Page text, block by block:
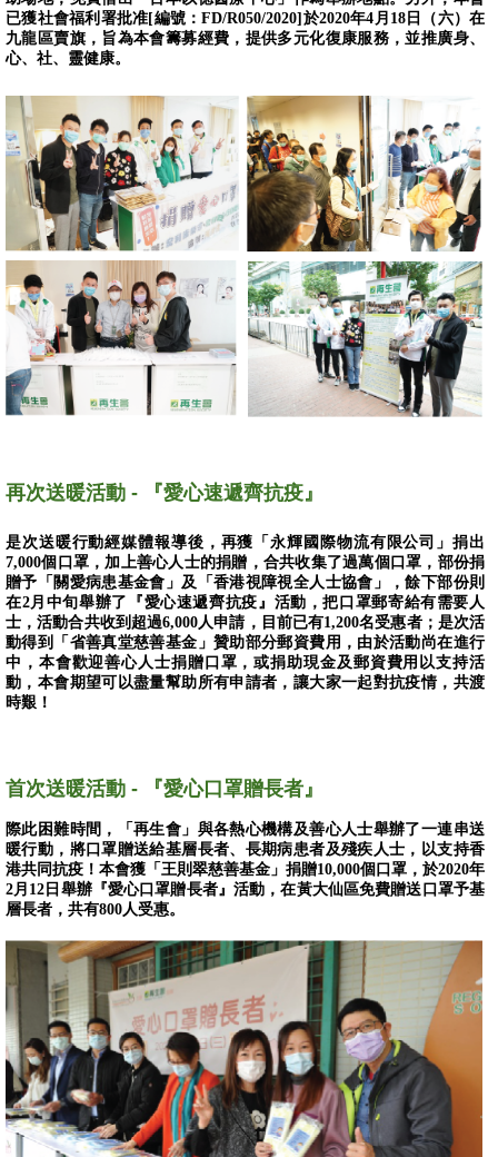
已獲社會福利署批准[編號：FD/R050/2020]於2020年4月18日（六）在
九龍區賣旗，旨為本會籌募經費，提供多元化復康服務，並推廣身、
心、社、靈健康。
再次送暖活動 - 『愛心速遞齊抗疫』
是次送暖行動經媒體報導後，再獲「永輝國際物流有限公司」捐出
7,000個口罩，加上善心人士的捐贈，合共收集了過萬個口罩，部份捐
贈予「關愛病患基金會」及「香港視障視全人士協會」，餘下部份則
在2月中旬舉辦了『愛心速遞齊抗疫』活動，把口罩郵寄給有需要人
士，活動合共收到超過6,000人申請，目前已有1,200名受惠者；是次活
動得到「省善真堂慈善基金」贊助部分郵資費用，由於活動尚在進行
中，本會歡迎善心人士捐贈口罩，或捐助現金及郵資費用以支持活
動，本會期望可以盡量幫助所有申請者，讓大家一起對抗疫情，共渡
時艱！
首次送暖活動 - 『愛心口罩贈長者』
際此困難時間，「再生會」與各熱心機構及善心人士舉辦了一連串送
暖行動，將口罩贈送給基層長者、長期病患者及殘疾人士，以支持香
港共同抗疫！本會獲「王則翠慈善基金」捐贈10,000個口罩，於2020年
2月12日舉辦『愛心口罩贈長者』活動，在黃大仙區免費贈送口罩予基
層長者，共有800人受惠。